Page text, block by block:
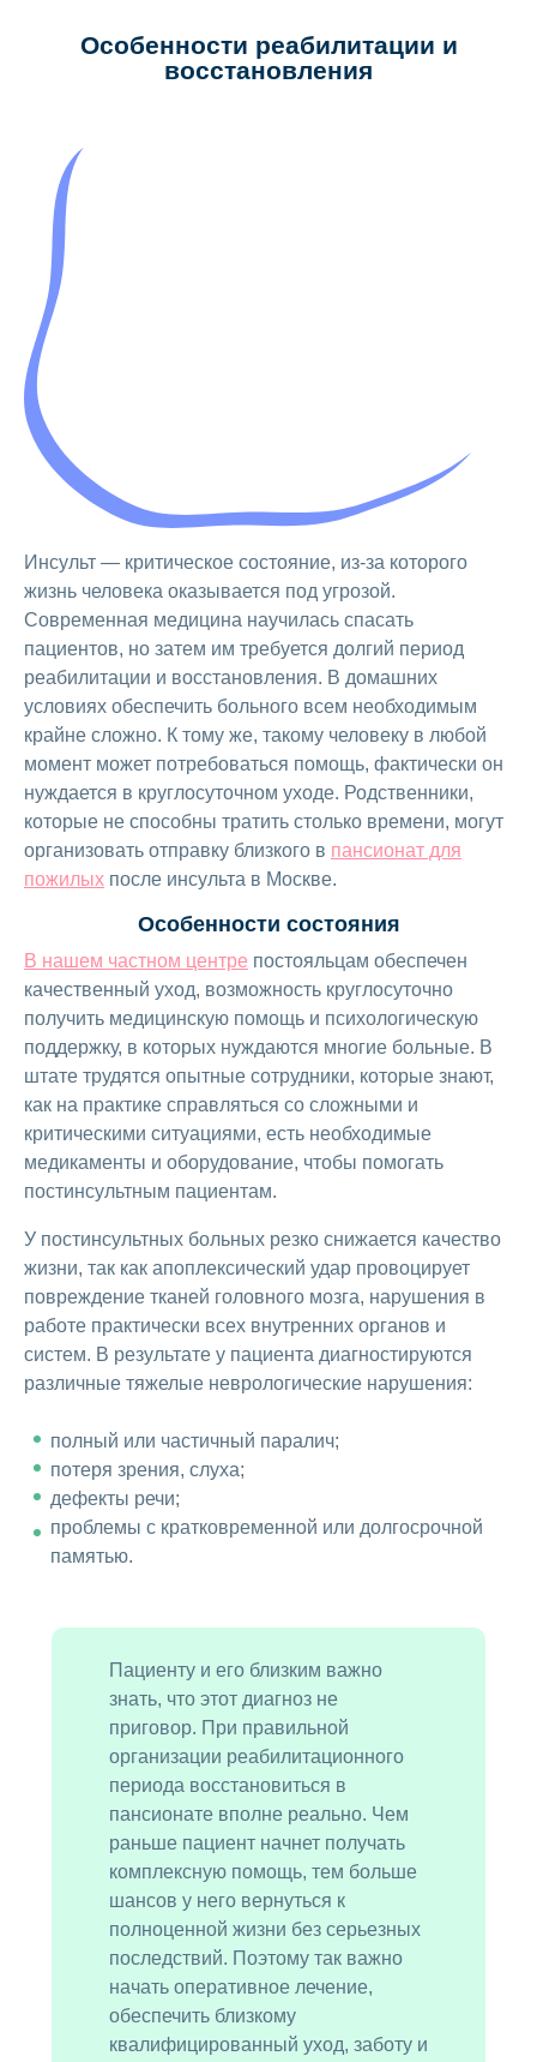
Особенности реабилитации и
восстановления
Инсульт — критическое состояние, из-за которого
жизнь человека оказывается под угрозой.
Современная медицина научилась спасать
пациентов, но затем им требуется долгий период
реабилитации и восстановления. В домашних
условиях обеспечить больного всем необходимым
крайне сложно. К тому же, такому человеку в любой
момент может потребоваться помощь, фактически он
нуждается в круглосуточном уходе. Родственники,
которые не способны тратить столько времени, могут
организовать отправку близкого в пансионат для
пожилых после инсульта в Москве.
Особенности состояния
В нашем частном центре постояльцам обеспечен
качественный уход, возможность круглосуточно
получить медицинскую помощь и психологическую
поддержку, в которых нуждаются многие больные. В
штате трудятся опытные сотрудники, которые знают,
как на практике справляться со сложными и
критическими ситуациями, есть необходимые
медикаменты и оборудование, чтобы помогать
постинсультным пациентам.
У постинсультных больных резко снижается качество
жизни, так как апоплексический удар провоцирует
повреждение тканей головного мозга, нарушения в
работе практически всех внутренних органов и
систем. В результате у пациента диагностируются
различные тяжелые неврологические нарушения:
полный или частичный паралич;
потеря зрения, слуха;
дефекты речи;
проблемы с кратковременной или долгосрочной
памятью.
Пациенту и его близким важно
знать, что этот диагноз не
приговор. При правильной
организации реабилитационного
периода восстановиться в
пансионате вполне реально. Чем
раньше пациент начнет получать
комплексную помощь, тем больше
шансов у него вернуться к
полноценной жизни без серьезных
последствий. Поэтому так важно
начать оперативное лечение,
обеспечить близкому
квалифицированный уход, заботу и